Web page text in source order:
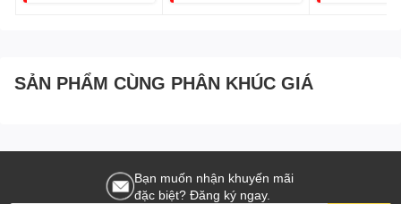
SẢN PHẨM CÙNG PHÂN KHÚC GIÁ
Bạn muốn nhận khuyến mãi
đặc biệt? Đăng ký ngay.